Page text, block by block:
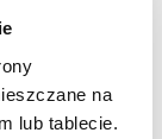
na
lub tablecie.